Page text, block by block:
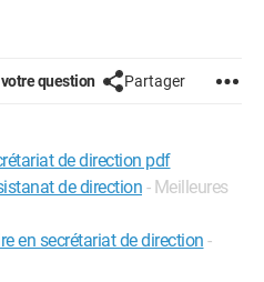
question Partager
de direction pdf
de direction - Meilleures
en secrétariat de direction -